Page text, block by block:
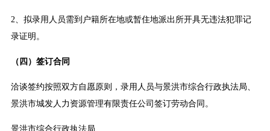
2、拟录用人员需到户籍所在地或暂住地派出所开具无违法犯罪记
录证明。
（四）签订合同
洽谈签约按照双方自愿原则，录用人员与景洪市综合行政执法局、
景洪市城发人力资源管理有限责任公司签订劳动合同。
景洪市综合行政执法局